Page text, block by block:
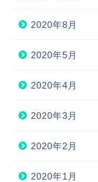
2020年8月
2020年5月
2020年4月
2020年3月
2020年2月
2020年1月